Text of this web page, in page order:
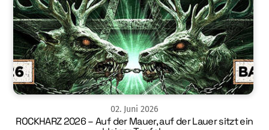
02. Juni 2026
ROCKHARZ 2026 – Auf der Mauer, auf der Lauer sitzt ein